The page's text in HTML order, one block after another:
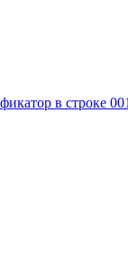
в строке